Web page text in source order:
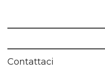
Contattaci